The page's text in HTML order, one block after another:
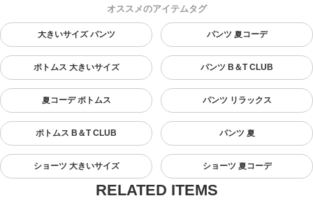
オススメのアイテムタグ
大きいサイズ パンツ パンツ 夏コーデ
ボトムス 大きいサイズ パンツ B＆T CLUB
夏コーデ ボトムス パンツ リラックス
ボトムス B＆T CLUB パンツ 夏
ショーツ 大きいサイズ ショーツ 夏コーデ